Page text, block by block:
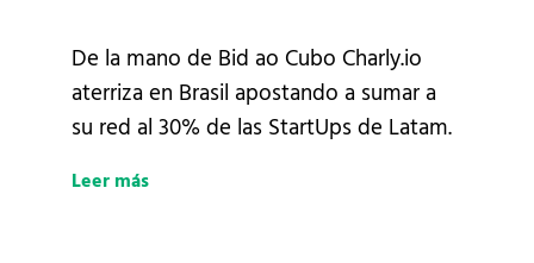
De la mano de Bid ao Cubo Charly.io
aterriza en Brasil apostando a sumar a
su red al 30% de las StartUps de Latam.
Leer más